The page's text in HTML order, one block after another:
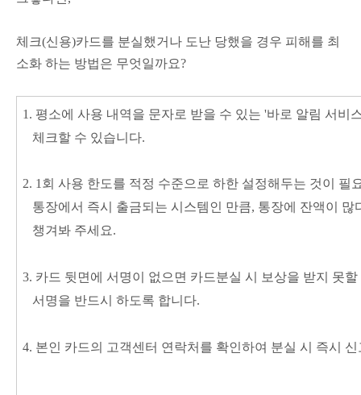
체크(신용)카드를 분실했거나 도난 당했을 경우 피해를 최
소화 하는 방법은 무엇일까요?
1. 평소에 사용 내역을 문자로 받을 수 있는 '바로 알림 서비
체크할 수 있습니다.
2. 1회 사용 한도를 적정 수준으로 하한 설정해두는 것이 필
통장에서 즉시 출금되는 시스템인 만큼, 통장에 잔액이
챙겨봐 주세요.
3. 카드 뒷면에 서명이 없으면 카드분실 시 보상을 받지 못
서명을 반드시 하도록 합니다.
4. 본인 카드의 고객센터 연락처를 확인하여 분실 시 즉시